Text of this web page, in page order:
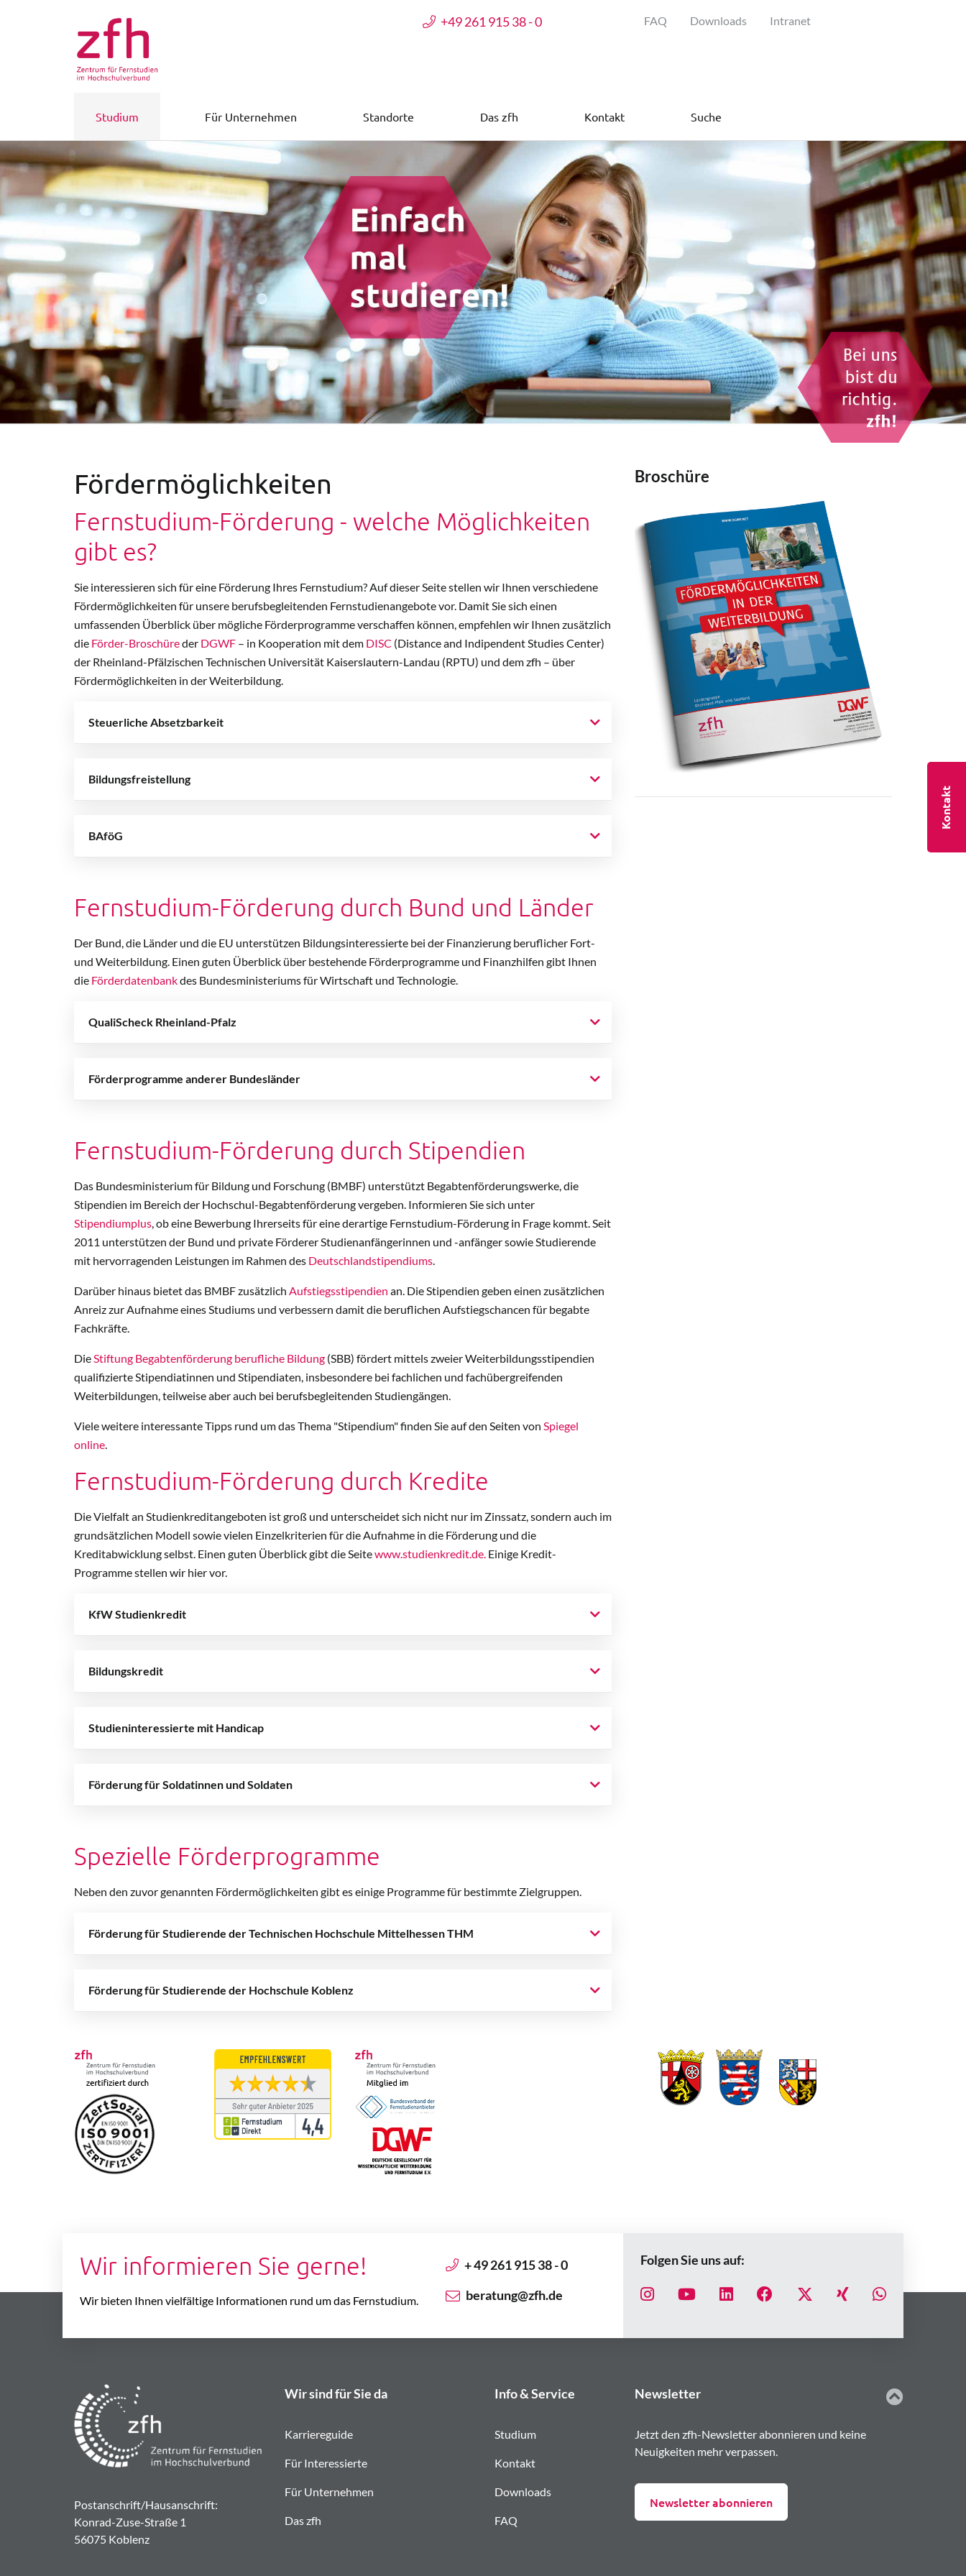
+49 261 915 38 - 0 FAQ Downloads Intranet
Studium Für Unternehmen Standorte Das zfh Kontakt Suche
Fördermöglichkeiten
Fernstudium-Förderung - welche Möglichkeiten
gibt es?
Sie interessieren sich für eine Förderung Ihres Fernstudium? Auf dieser Seite stellen wir Ihnen verschiedene
Fördermöglichkeiten für unsere berufsbegleitenden Fernstudienangebote vor. Damit Sie sich einen
umfassenden Überblick über mögliche Förderprogramme verschaffen können, empfehlen wir Ihnen zusätzlich
die Förder-Broschüreder DGWF – in Kooperation mit dem DISC (Distance and Indipendent Studies Center)
der Rheinland-Pfälzischen Technischen Universität Kaiserslautern-Landau (RPTU) und dem zfh – über
Fördermöglichkeiten in der Weiterbildung.
Steuerliche Absetzbarkeit
Bildungsfreistellung
BAföG
Fernstudium-Förderung durch Bund und Länder
Der Bund, die Länder und die EU unterstützen Bildungsinteressierte bei der Finanzierung beruflicher Fort-
und Weiterbildung. Einen guten Überblick über bestehende Förderprogramme und Finanzhilfen gibt Ihnen
die Förderdatenbankdes Bundesministeriums für Wirtschaft und Technologie.
QualiScheck Rheinland-Pfalz
Förderprogramme anderer Bundesländer
Fernstudium-Förderung durch Stipendien
Das Bundesministerium für Bildung und Forschung (BMBF) unterstützt Begabtenförderungswerke, die
Stipendien im Bereich der Hochschul-Begabtenförderung vergeben. Informieren Sie sich unter
Stipendiumplus, ob eine Bewerbung Ihrerseits für eine derartige Fernstudium-Förderung in Frage kommt. Seit
2011 unterstützen der Bund und private Förderer Studienanfängerinnen und -anfänger sowie Studierende
mit hervorragenden Leistungen im Rahmen des Deutschlandstipendiums.
Darüber hinaus bietet das BMBF zusätzlich Aufstiegsstipendien an. Die Stipendien geben einen zusätzlichen
Anreiz zur Aufnahme eines Studiums und verbessern damit die beruflichen Aufstiegschancen für begabte
Fachkräfte.
DieStiftung Begabtenförderung berufliche Bildung (SBB) fördert mittels zweier Weiterbildungsstipendien
qualifizierte Stipendiatinnen und Stipendiaten, insbesondere bei fachlichen und fachübergreifenden
Weiterbildungen, teilweise aber auch bei berufsbegleitenden Studiengängen.
Viele weitere interessante Tipps rund um das Thema "Stipendium" finden Sie auf den Seiten von Spiegel
online.
Fernstudium-Förderung durch Kredite
Die Vielfalt an Studienkreditangeboten ist groß und unterscheidet sich nicht nur im Zinssatz, sondern auch im
grundsätzlichen Modell sowie vielen Einzelkriterien für die Aufnahme in die Förderung und die
Kreditabwicklung selbst. Einen guten Überblick gibt die Seitewww.studienkredit.de. Einige Kredit-
Programme stellen wir hier vor.
KfW Studienkredit
Bildungskredit
Studieninteressierte mit Handicap
Förderung für Soldatinnen und Soldaten
Spezielle Förderprogramme
Neben den zuvor genannten Fördermöglichkeiten gibt es einige Programme für bestimmte Zielgruppen.
Förderung für Studierende der Technischen Hochschule Mittelhessen THM
Förderung für Studierende der Hochschule Koblenz
Broschüre
Wir informieren Sie gerne!
Wir bieten Ihnen vielfältige Informationen rund um das Fernstudium.
+ 49 261 915 38 - 0
beratung@zfh.de
Folgen Sie uns auf:
Postanschrift/Hausanschrift:
Konrad-Zuse-Straße 1
56075 Koblenz
Wir sind für Sie da
Karriereguide
Für Interessierte
Für Unternehmen
Das zfh
Info & Service
Studium
Kontakt
Downloads
FAQ
Newsletter
Jetzt den zfh-Newsletter abonnieren und keine
Neuigkeiten mehr verpassen.
Newsletter abonnieren
Kontakt